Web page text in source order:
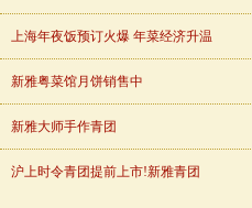
上海年夜饭预订火爆 年菜经济升温
新雅粤菜馆月饼销售中
新雅大师手作青团
沪上时令青团提前上市!新雅青团